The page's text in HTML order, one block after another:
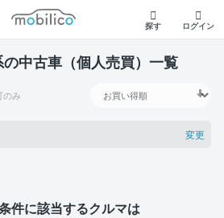
モビリコ
探す ログイン
中古車（個人売買）一覧
のみ
変更
件に該当するクルマは